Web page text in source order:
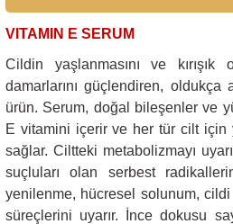
VITAMIN E SERUM
Cildin yaşlanmasını ve
damarlarını güçlendiren,
ürün. Serum, doğal bileşenler ve
E vitamini içerir ve her tür cilt için
sağlar. Ciltteki metabolizmayı
suçluları olan serbest
yenilenme, hücresel solunum,
süreçlerini uyarır. İnce dokusu